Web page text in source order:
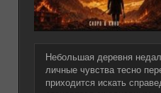
Небольшая деревня
личные чувства тесно
приходится искать